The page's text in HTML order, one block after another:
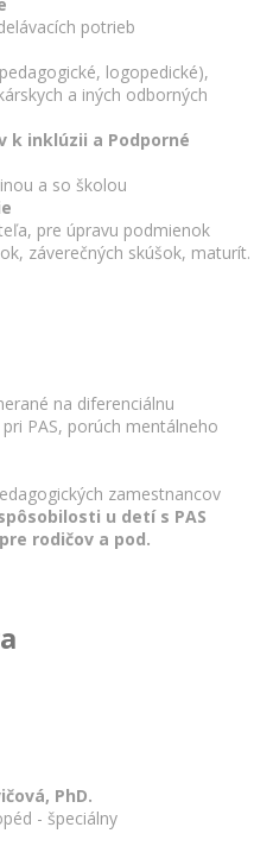
potrieb
logopedické),
a iných odborných
k inklúzii a Podporné
a so školou
pre úpravu podmienok
záverečných skúšok, maturít.
na diferenciálnu
PAS, porúch mentálneho
zamestnancov
u detí s PAS
rodičov a pod.
PhD.
- špeciálny